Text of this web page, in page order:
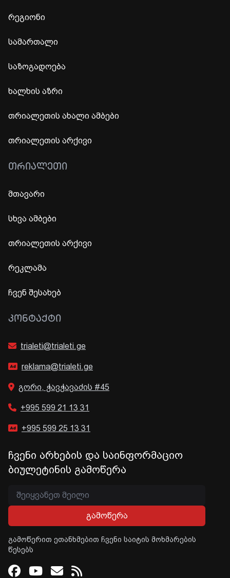
რეგიონი
სამართალი
საზოგადოება
ხალხის აზრი
თრიალეთის ახალი ამბები
თრიალეთის არქივი
ᲗᲠᲘᲐᲚᲔᲗᲘ
მთავარი
სხვა ამბები
თრიალეთის არქივი
რეკლამა
ჩვენ შესახებ
ᲙᲝᲜᲢᲐᲥᲢᲘ
trialeti@trialeti.ge
reklama@trialeti.ge
გორი, ჭავჭავაძის #45
+995 599 21 13 31
+995 599 25 13 31
ჩვენი არხების და საინფორმაციო
ბიულეტინის გამოწერა
გამოწერა
გამოწერით ეთანხმებით ჩვენი საიტის მოხმარების
წესებს
Facebook
Youtube
Email
RSS